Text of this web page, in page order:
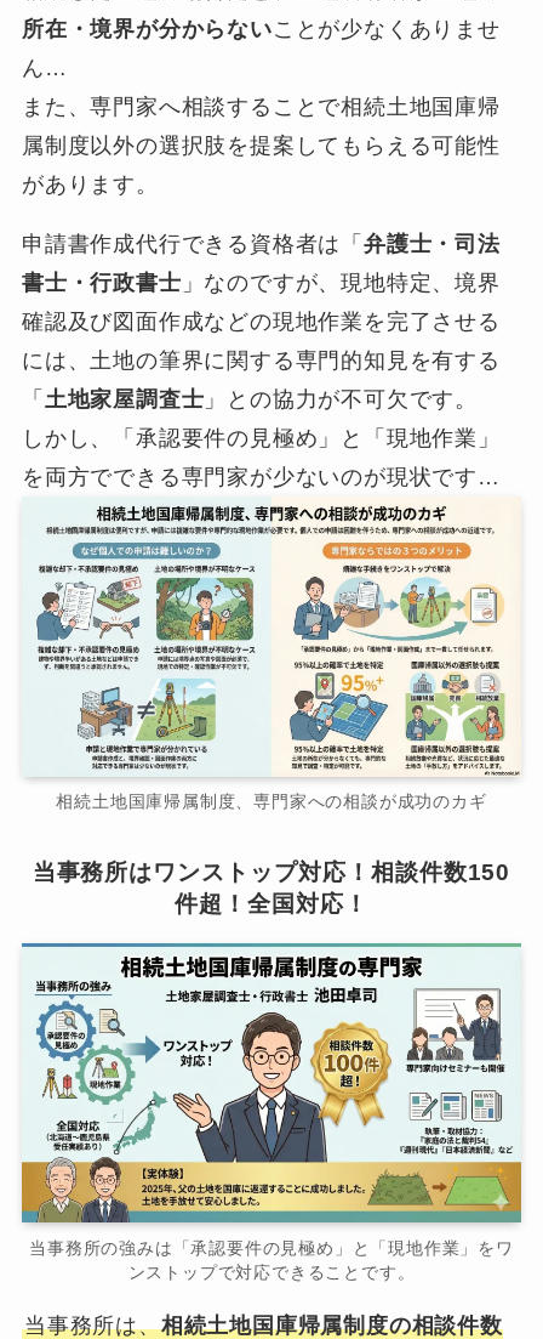
所在・境界が分からないことが少なくありませ
ん…
また、専門家へ相談することで相続土地国庫帰
属制度以外の選択肢を提案してもらえる可能性
があります。
申請書作成代行できる資格者は「弁護士・司法
書士・行政書士 」なのですが、現地特定、境界
確認及び図面作成などの現地作業を完了させる
には、土地の筆界に関する専門的知見を有する
「 土地家屋調査士 」との協力が不可欠です。
しかし、「承認要件の見極め」と「現地作業」
を両方でできる専門家が少ないのが現状です…
相続土地国庫帰属制度、専門家への相談が成功のカギ
当事務所はワンストップ対応！相談件数150
件超！全国対応！
当事務所の強みは「承認要件の見極め」と「現地作業」をワ
ンストップで対応できることです。
当事務所は、相続土地国庫帰属制度の相談件数